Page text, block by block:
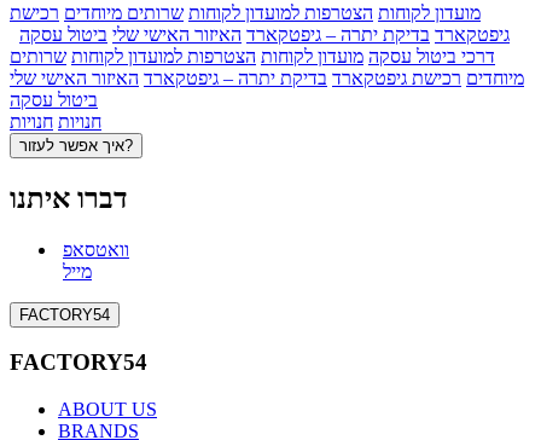
מועדון לקוחות הצטרפות למועדון לקוחות שרותים מיוחדים רכישת
גיפטקארד בדיקת יתרה – גיפטקארד האיזור האישי שלי ביטול עסקה
דרכי ביטול עסקה מועדון לקוחות הצטרפות למועדון לקוחות שרותים
מיוחדים רכישת גיפטקארד בדיקת יתרה – גיפטקארד האיזור האישי שלי
ביטול עסקה
חנויות חנויות
איך אפשר לעזור?
דברו איתנו
וואטסאפ
מייל
FACTORY54
FACTORY54
ABOUT US
BRANDS